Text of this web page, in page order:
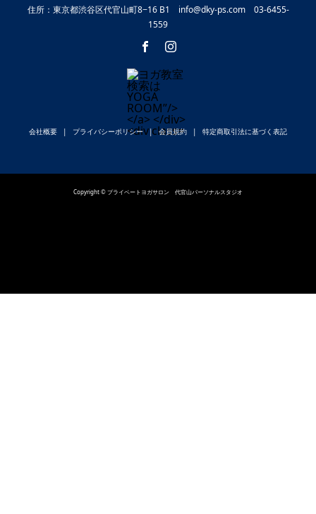
住所：東京都渋谷区代官山町8−16 B1 info@dky-ps.com 03-6455-
1559
会社概要 プライバシーポリシー 会員規約 特定商取引法に基づく表記
Copyright © プライベートヨガサロン 代官山パーソナルスタジオ